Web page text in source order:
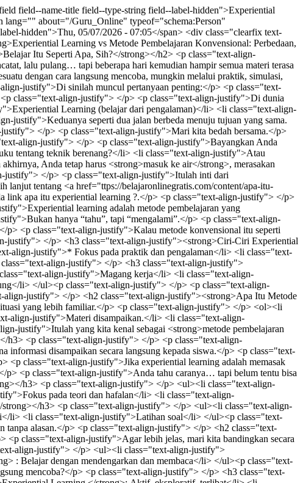
ini sering dibandingkan:</p> <p class="text-align-justify"> </p> <ol><li class="text-align-justify">Experiential Learning (belajar dari pengalaman)</li> <li class="text-align-justify">Metode Pembelajaran Konvensional (belajar dari penjelasan)</li> </ol><p class="text-align-justify"> </p> <p class="text-align-justify">Keduanya seperti dua jalan berbeda menuju tujuan yang sama. Tapi… jalan mana yang lebih cepat? Lebih menyenangkan? Atau justru lebih cocok untuk kondisi tertentu?</p> <p class="text-align-justify"> </p> <p class="text-align-justify">Mari kita bedah bersama.</p> <p class="text-align-justify"> </p> <h2 class="text-align-justify"><strong>Apa Itu Experiential Learning?</strong></h2> <p class="text-align-justify"> </p> <p class="text-align-justify">Bayangkan Anda ingin belajar berenang.</p> <p class="text-align-justify"> </p> <ul><li class="text-align-justify">Apakah cukup dengan membaca buku tentang teknik berenang?</li> <li class="text-align-justify">Atau menonton video tutorial?</li> </ul><p class="text-align-justify"> </p> <p class="text-align-justify">Mungkin membantu… tapi pada akhirnya, Anda tetap harus <strong>masuk ke air</strong>, merasakan sendiri bagaimana tubuh bergerak, bagaimana menjaga keseimbangan, dan bagaimana mengatasi rasa panik.</p> <p class="text-align-justify"> </p> <p class="text-align-justify">Itulah inti dari <strong>experiential learning</strong>.</p> <p class="text-align-justify"> </p> <p class="text-align-justify">Untuk pembahasan lebih lanjut tentang <a href="ttps://belajaronlinegratis.com/content/apa-itu-experiential-learning">Apa Itu Experiential Learning?</a> Anda daapt membaca tentang apa yang dimaksud dengan experiential pada link apa itu experiential learning ?.</p> <p class="text-align-justify"> </p> <h3 class="text-align-justify"><strong>Definisi Sederhana</strong></h3> <p class="text-align-justify"> </p> <p class="text-align-justify">Experiential learning adalah metode pembelajaran yang menekankan <strong>belajar melalui pengalaman langsung</strong>.</p> <p class="text-align-justify"> </p> <p class="text-align-justify">Bukan hanya “tahu”, tapi “mengalami”.</p> <p class="text-align-justify"> </p> <h3 class="text-align-justify"><strong>Analogi yang Mudah Dipahami</strong></h3> <p class="text-align-justify"> </p> <p class="text-align-justify">Kalau metode konvensional itu seperti membaca resep masakan,<br /> maka experiential learning adalah **langsung masuk dapur dan memasak**.</p> <p class="text-align-justify"> </p> <h3 class="text-align-justify"><strong>Ciri-Ciri Experiential Learning</strong></h3> <p class="text-align-justify"> </p> <ul><li class="text-align-justify">* Siswa aktif terlibat</li> <li class="text-align-justify">* Fokus pada praktik dan pengalaman</li> <li class="text-align-justify">* Belajar dari kesalahan (trial and error)</li> <li class="text-align-justify">* Refleksi setelah pengalaman</li> </ul><p class="text-align-justify"> </p> <h3 class="text-align-justify"><strong>Contoh Nyata</strong></h3> <p class="text-align-justify"> </p> <ul><li class="text-align-justify">Simulasi bisnis</li> <li class="text-align-justify">Magang kerja</li> <li class="text-align-justify">Role play (bermain peran)</li> <li class="text-align-justify">Praktikum</li> <li class="text-align-justify">Studi kasus langsung</li> </ul><p class="text-align-justify"> </p> <p class="text-align-justify">Di sini, pembelajaran terasa hidup. Bukan sekadar teori yang kering, tapi pengalaman yang “membekas”.</p> <p class="text-align-justify"> </p> <h2 class="text-align-justify"><strong>Apa Itu Metode Pembelajaran Konvensional?</strong></h2> <p class="text-align-justify"> </p> <p class="text-align-justify">Sekarang bayangkan situasi yang lebih familiar.</p> <p class="text-align-justify"> </p> <ol><li class="text-align-justify">Seorang guru berdiri di depan kelas.</li> <li class="text-align-justify">Siswa duduk rapi.</li> <li class="text-align-justify">Materi disampaikan.</li> <li class="text-align-justify">Siswa mencatat.</li> <li class="text-align-justify">Lalu ujian.</li> </ol><p class="text-align-justify"> </p> <p class="text-align-justify">Itulah yang kita kenal sebagai <strong>metode pembelajaran konvensional</strong>.</p> <p class="text-align-justify"> </p> <h3 class="text-align-justify"><strong>Definisi Sederhana</strong></h3> <p class="text-align-justify"> </p> <p class="text-align-justify">Metode konvensional adalah pendekatan pembelajaran yang berpusat pada guru (<strong>teacher-centered</strong>), di mana informasi disampaikan secara langsung kepada siswa.</p> <p class="text-align-justify"> </p> <h3 class="text-align-justify"><strong>Analogi yang Relatable</strong></h3> <p class="text-align-justify"> </p> <p class="text-align-justify">Jika experiential learning adalah memasak langsung, maka metode konvensional adalah <strong>menonton acara memasak di TV</strong>.</p> <p class="text-align-justify"> </p> <p class="text-align-justify">Anda tahu caranya… tapi belum tentu bisa melakukannya.</p> <p class="text-align-justify"> </p> <h3 class="text-align-justify"><strong>Ciri-Ciri Metode Konvensional</strong></h3> <p class="text-align-justify"> </p> <ul><li class="text-align-justify">Guru sebagai sumber utama informasi</li> <li class="text-align-justify">Siswa cenderung pasif</li> <li class="text-align-justify">Fokus pada teori dan hafalan</li> <li class="text-align-justify">Evaluasi melalui ujian tertulis</li> </ul><p class="text-align-justify"> </p> <h3 class="text-align-justify"><strong>Contoh</strong></h3> <p class="text-align-justify"> </p> <ul><li class="text-align-justify">Ceramah di kelas</li> <li class="text-align-justify">Membaca buku teks</li> <li class="text-align-justify">Menghafal materi</li> <li class="text-align-justify">Latihan soal</li> </ul><p class="text-align-justify"> </p> <p class="text-align-justify">Metode ini sudah digunakan selama puluhan, bahkan ratusan tahun. Dan ya—bukan tanpa alasan.</p> <p class="text-align-justify"> </p> <h2 class="text-align-justify"><strong>Perbedaan Experiential Learning dan Metode Konvensional</strong></h2> <p class="text-align-justify"> </p> <p class="text-align-justify">Agar lebih jelas, mari kita bandingkan secara langsung.</p> <p class="text-align-justify"> </p> <h3 class="text-align-justify"><strong>1. Cara Belajar</strong></h3> <p class="text-align-justify"> </p> <ul><li class="text-align-justify"><strong>Experiential Learning </strong>: Belajar dengan melakukan</li> <li class="text-align-justify"><strong>Konvensional</strong> : Belajar dengan mendengarkan dan membaca</li> </ul><p class="text-align-justify"> </p> <p class="text-align-justify">Seperti belajar naik sepeda—apakah Anda hanya ingin membaca panduan, atau langsung mencoba?</p> <p class="text-align-justify"> </p> <h3 class="text-align-justify"><strong>2. Peran Siswa</strong></h3> <p class="text-align-justify"> </p> <ul><li class="text-align-justify"><strong>Experiential Learning </strong>: Aktif, eksploratif, terlibat</li> <li class="text-align-justify"><strong>Konvensional</strong> : Pasif, menerima informasi</li> </ul><p class="text-align-justify"> </p> <p class="text-align-justify">Di satu sisi, siswa adalah “pemain utama”. Di sisi lain, siswa hanya “penonton”.</p> <p class="text-align-justify"> </p> <h3 class="text-align-justify"><strong>3. Peran Guru</strong></h3> <p class="text-align-justify"> </p> <ul><li class="text-align-justify"><strong>Experiential Learning</strong> : Fasilitator</li> <li class="text-align-justify"><strong>Konvensional</strong> : Pusat informasi</li> </ul><p class="text-align-justify"> </p> <p class="text-align-justify">Guru dalam experiential learning seperti pelatih, bukan “penyampai materi” semata.</p> <p class="text-align-justify"> </p> <h3 class="text-align-justify"><strong>4. Fokus Pembelajaran</strong></h3> <p class="text-align-justify"> </p> <ul><li class="text-align-justify"><strong>Experiential Learning</strong> : Pengalaman &amp; pemahaman mendalam</li> <li class="text-align-justify"><strong>Konvensional </strong>: Teori &amp; pengetahuan</li> </ul><p class="text-align-justify"> </p> <h3 class="text-align-justify"><strong>